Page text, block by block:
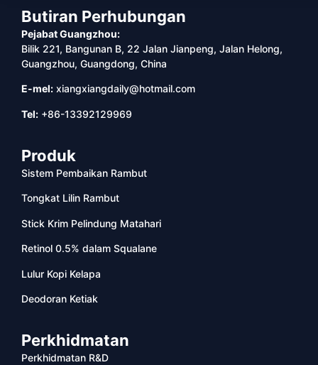
Butiran Perhubungan
Pejabat Guangzhou:
Bilik 221, Bangunan B, 22 Jalan Jianpeng, Jalan Helong,
Guangzhou, Guangdong, China
E-mel: xiangxiangdaily@hotmail.com
Tel: +86-13392129969
Produk
Sistem Pembaikan Rambut
Tongkat Lilin Rambut
Stick Krim Pelindung Matahari
Retinol 0.5% dalam Squalane
Lulur Kopi Kelapa
Deodoran Ketiak
Perkhidmatan
Perkhidmatan R&D